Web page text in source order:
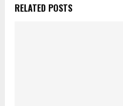
RELATED POSTS